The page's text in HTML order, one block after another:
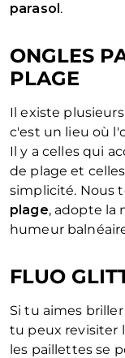
parasol.
ONGLES
PLAGE
Il existe
c'est un lieu où
Il y a celles qui
de plage et
simplicité. Nous
plage, adopte la
humeur
FLUO
Si tu aimes
tu peux revisiter
les paillettes se